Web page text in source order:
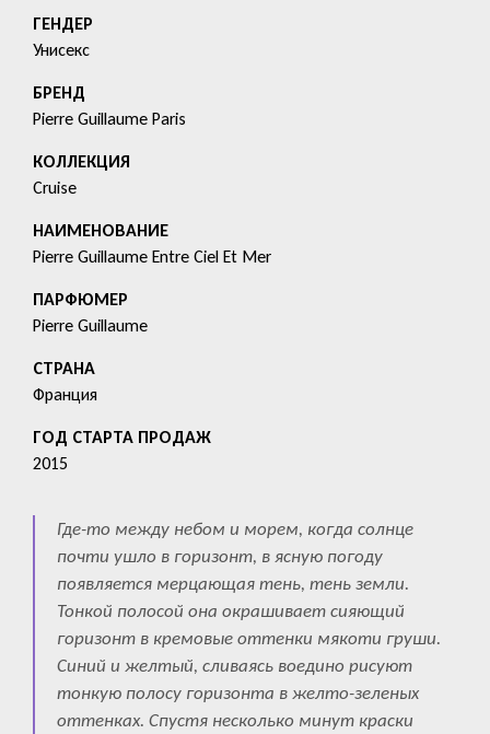
ГЕНДЕР
Унисекс
БРЕНД
Pierre Guillaume Paris
КОЛЛЕКЦИЯ
Cruise
HАИМЕНОВАНИЕ
Pierre Guillaume Entre Ciel Et Mer
ПАРФЮМЕР
Pierre Guillaume
СТРАНА
Франция
ГОД СТАРТА ПРОДАЖ
2015
Где-то между небом и морем, когда солнце
почти ушло в горизонт, в ясную погоду
появляется мерцающая тень, тень земли.
Тонкой полосой она окрашивает сияющий
горизонт в кремовые оттенки мякоти груши.
Синий и желтый, сливаясь воедино рисуют
тонкую полосу горизонта в желто-зеленых
оттенках. Спустя несколько минут краски